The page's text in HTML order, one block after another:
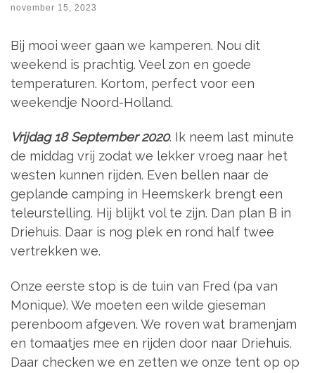
november 15, 2023
Bij mooi weer gaan we kamperen. Nou dit
weekend is prachtig. Veel zon en goede
temperaturen. Kortom, perfect voor een
weekendje Noord-Holland.
Vrijdag 18 September 2020. Ik neem last minute
de middag vrij zodat we lekker vroeg naar het
westen kunnen rijden. Even bellen naar de
geplande camping in Heemskerk brengt een
teleurstelling. Hij blijkt vol te zijn. Dan plan B in
Driehuis. Daar is nog plek en rond half twee
vertrekken we.
Onze eerste stop is de tuin van Fred (pa van
Monique). We moeten een wilde gieseman
perenboom afgeven. We roven wat bramenjam
en tomaatjes mee en rijden door naar Driehuis.
Daar checken we en zetten we onze tent op op